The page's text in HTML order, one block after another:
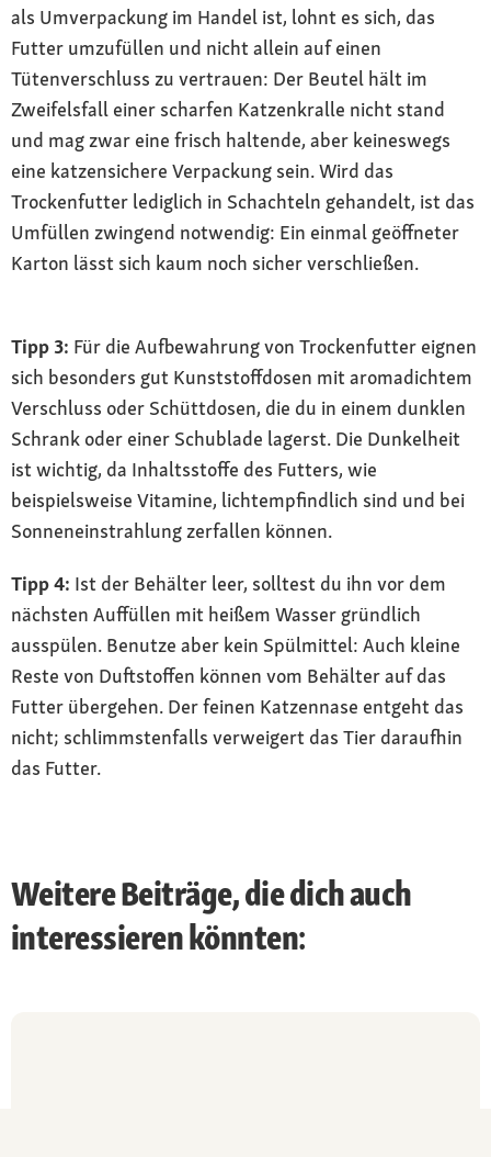
als Umverpackung im Handel ist, lohnt es sich, das
Futter umzufüllen und nicht allein auf einen
Tütenverschluss zu vertrauen: Der Beutel hält im
Zweifelsfall einer scharfen Katzenkralle nicht stand
und mag zwar eine frisch haltende, aber keineswegs
eine katzensichere Verpackung sein. Wird das
Trockenfutter lediglich in Schachteln gehandelt, ist das
Umfüllen zwingend notwendig: Ein einmal geöffneter
Karton lässt sich kaum noch sicher verschließen.
Tipp 3: Für die Aufbewahrung von Trockenfutter eignen
sich besonders gut Kunststoffdosen mit aromadichtem
Verschluss oder Schüttdosen, die du in einem dunklen
Schrank oder einer Schublade lagerst. Die Dunkelheit
ist wichtig, da Inhaltsstoffe des Futters, wie
beispielsweise Vitamine, lichtempfindlich sind und bei
Sonneneinstrahlung zerfallen können.
Tipp 4: Ist der Behälter leer, solltest du ihn vor dem
nächsten Auffüllen mit heißem Wasser gründlich
ausspülen. Benutze aber kein Spülmittel: Auch kleine
Reste von Duftstoffen können vom Behälter auf das
Futter übergehen. Der feinen Katzennase entgeht das
nicht; schlimmstenfalls verweigert das Tier daraufhin
das Futter.
Weitere Beiträge, die dich auch
interessieren könnten: